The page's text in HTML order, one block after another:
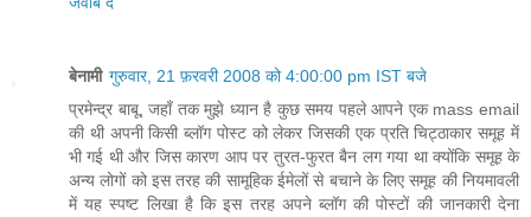
बेनामी गुरुवार, 21 फ़रवरी 2008 को 4:00:00 pm IST बजे
प्रमेन्द्र बाबू, जहाँ तक मुझे ध्यान है कुछ समय पहले आपने एक mass email
की थी अपनी किसी ब्लॉग पोस्ट को लेकर जिसकी एक प्रति चिट्ठाकार समूह में
भी गई थी और जिस कारण आप पर तुरत-फुरत बैन लग गया था क्योंकि समूह के
अन्य लोगों को इस तरह की सामूहिक ईमेलों से बचाने के लिए समूह की नियमावली
में यह स्पष्ट लिखा है कि इस तरह अपने ब्लॉग की पोस्टों की जानकारी देना